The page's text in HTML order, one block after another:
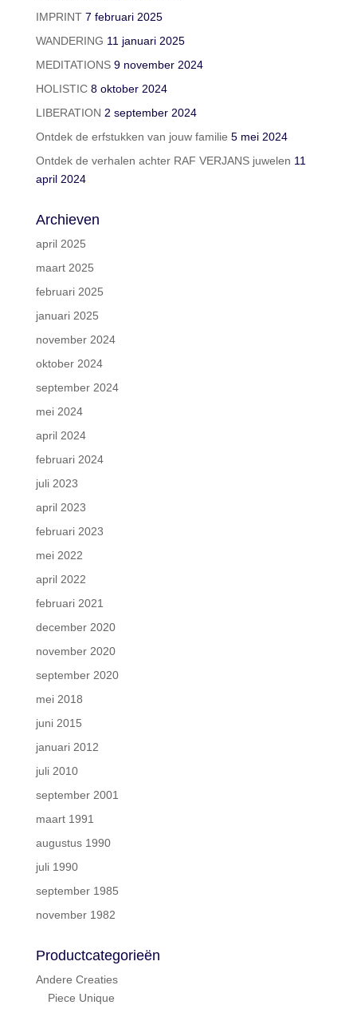
IMPRINT 7 februari 2025
WANDERING 11 januari 2025
MEDITATIONS 9 november 2024
HOLISTIC 8 oktober 2024
LIBERATION 2 september 2024
Ontdek de erfstukken van jouw familie 5 mei 2024
Ontdek de verhalen achter RAF VERJANS juwelen 11
april 2024
Archieven
april 2025
maart 2025
februari 2025
januari 2025
november 2024
oktober 2024
september 2024
mei 2024
april 2024
februari 2024
juli 2023
april 2023
februari 2023
mei 2022
april 2022
februari 2021
december 2020
november 2020
september 2020
mei 2018
juni 2015
januari 2012
juli 2010
september 2001
maart 1991
augustus 1990
juli 1990
september 1985
november 1982
Productcategorieën
Andere Creaties
Piece Unique